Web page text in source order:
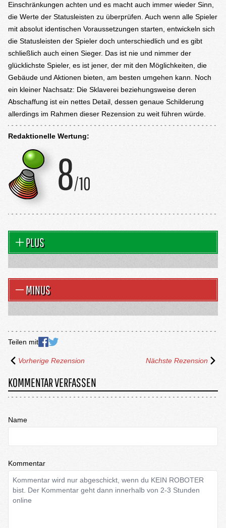
Einschränkungen achten und es macht auch immer wieder Sinn,
die Werte der Statusleisten zu überprüfen. Auch wenn alle Spieler
mit absolut identischen Voraussetzungen starten, entwickeln sich
die Statusleisten der Spieler doch unterschiedlich und es gibt
schließlich auch einen Sieger. Das ist nie und nimmer der
glücklichste Spieler, es ist jener, der mit den Möglichkeiten, die
Gebäude und Aktionen bieten, am besten umgehen kann. Noch
ein kleiner Nachsatz: Die Sklaverei beziehungsweise deren
Abschaffung ist ein nettes Detail, dessen genaue Schilderung
allerdings im Rahmen dieser Rezension zu weit führen würde.
Redaktionelle Wertung:
PLUS
MINUS
Teilen mit
Vorherige Rezension Nächste Rezension
KOMMENTAR VERFASSEN
Name
Kommentar